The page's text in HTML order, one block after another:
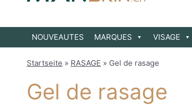
NOUVEAUTES MARQUES VISAGE
Startseite » RASAGE » Gel de rasage
Gel de rasage